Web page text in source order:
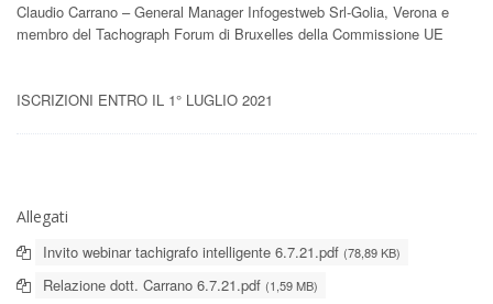
Claudio Carrano – General Manager Infogestweb Srl-Golia, Verona e
membro del Tachograph Forum di Bruxelles della Commissione UE
ISCRIZIONI ENTRO IL 1° LUGLIO 2021
Allegati
Invito webinar tachigrafo intelligente 6.7.21.pdf (78,89 KB)
Relazione dott. Carrano 6.7.21.pdf (1,59 MB)